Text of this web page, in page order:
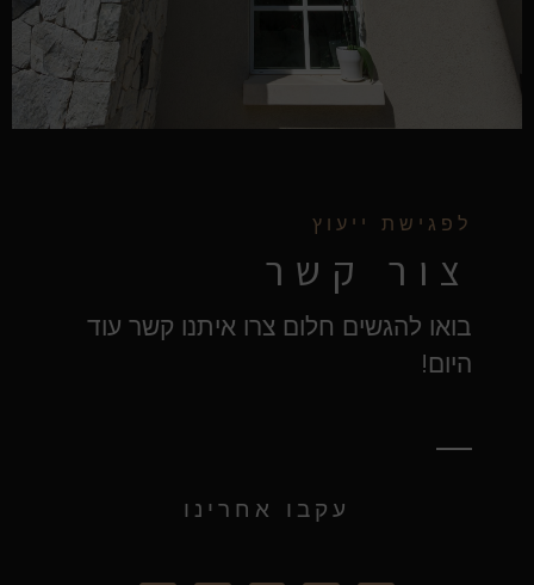
לפגישת ייעוץ
צור קשר
בואו להגשים חלום צרו איתנו קשר עוד
היום!
עקבו אחרינו